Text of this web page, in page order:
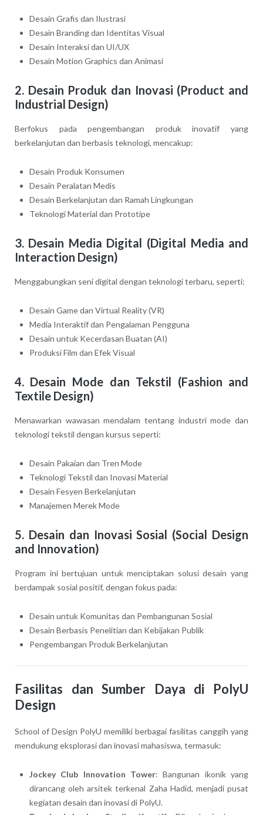
Desain Grafis dan Ilustrasi
Desain Branding dan Identitas Visual
Desain Interaksi dan UI/UX
Desain Motion Graphics dan Animasi
2. Desain Produk dan Inovasi (Product and
Industrial Design)
Berfokus pada pengembangan produk inovatif yang
berkelanjutan dan berbasis teknologi, mencakup:
Desain Produk Konsumen
Desain Peralatan Medis
Desain Berkelanjutan dan Ramah Lingkungan
Teknologi Material dan Prototipe
3. Desain Media Digital (Digital Media and
Interaction Design)
Menggabungkan seni digital dengan teknologi terbaru, seperti:
Desain Game dan Virtual Reality (VR)
Media Interaktif dan Pengalaman Pengguna
Desain untuk Kecerdasan Buatan (AI)
Produksi Film dan Efek Visual
4. Desain Mode dan Tekstil (Fashion and
Textile Design)
Menawarkan wawasan mendalam tentang industri mode dan
teknologi tekstil dengan kursus seperti:
Desain Pakaian dan Tren Mode
Teknologi Tekstil dan Inovasi Material
Desain Fesyen Berkelanjutan
Manajemen Merek Mode
5. Desain dan Inovasi Sosial (Social Design
and Innovation)
Program ini bertujuan untuk menciptakan solusi desain yang
berdampak sosial positif, dengan fokus pada:
Desain untuk Komunitas dan Pembangunan Sosial
Desain Berbasis Penelitian dan Kebijakan Publik
Pengembangan Produk Berkelanjutan
Fasilitas dan Sumber Daya di PolyU
Design
School of Design PolyU memiliki berbagai fasilitas canggih yang
mendukung eksplorasi dan inovasi mahasiswa, termasuk:
Jockey Club Innovation Tower: Bangunan ikonik yang
dirancang oleh arsitek terkenal Zaha Hadid, menjadi pusat
kegiatan desain dan inovasi di PolyU.